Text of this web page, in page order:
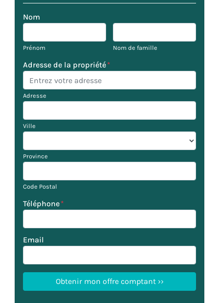
Nom
Prénom Nom de famille
Adresse de la propriété*
Adresse
Ville
Province
Code Postal
Téléphone*
Email